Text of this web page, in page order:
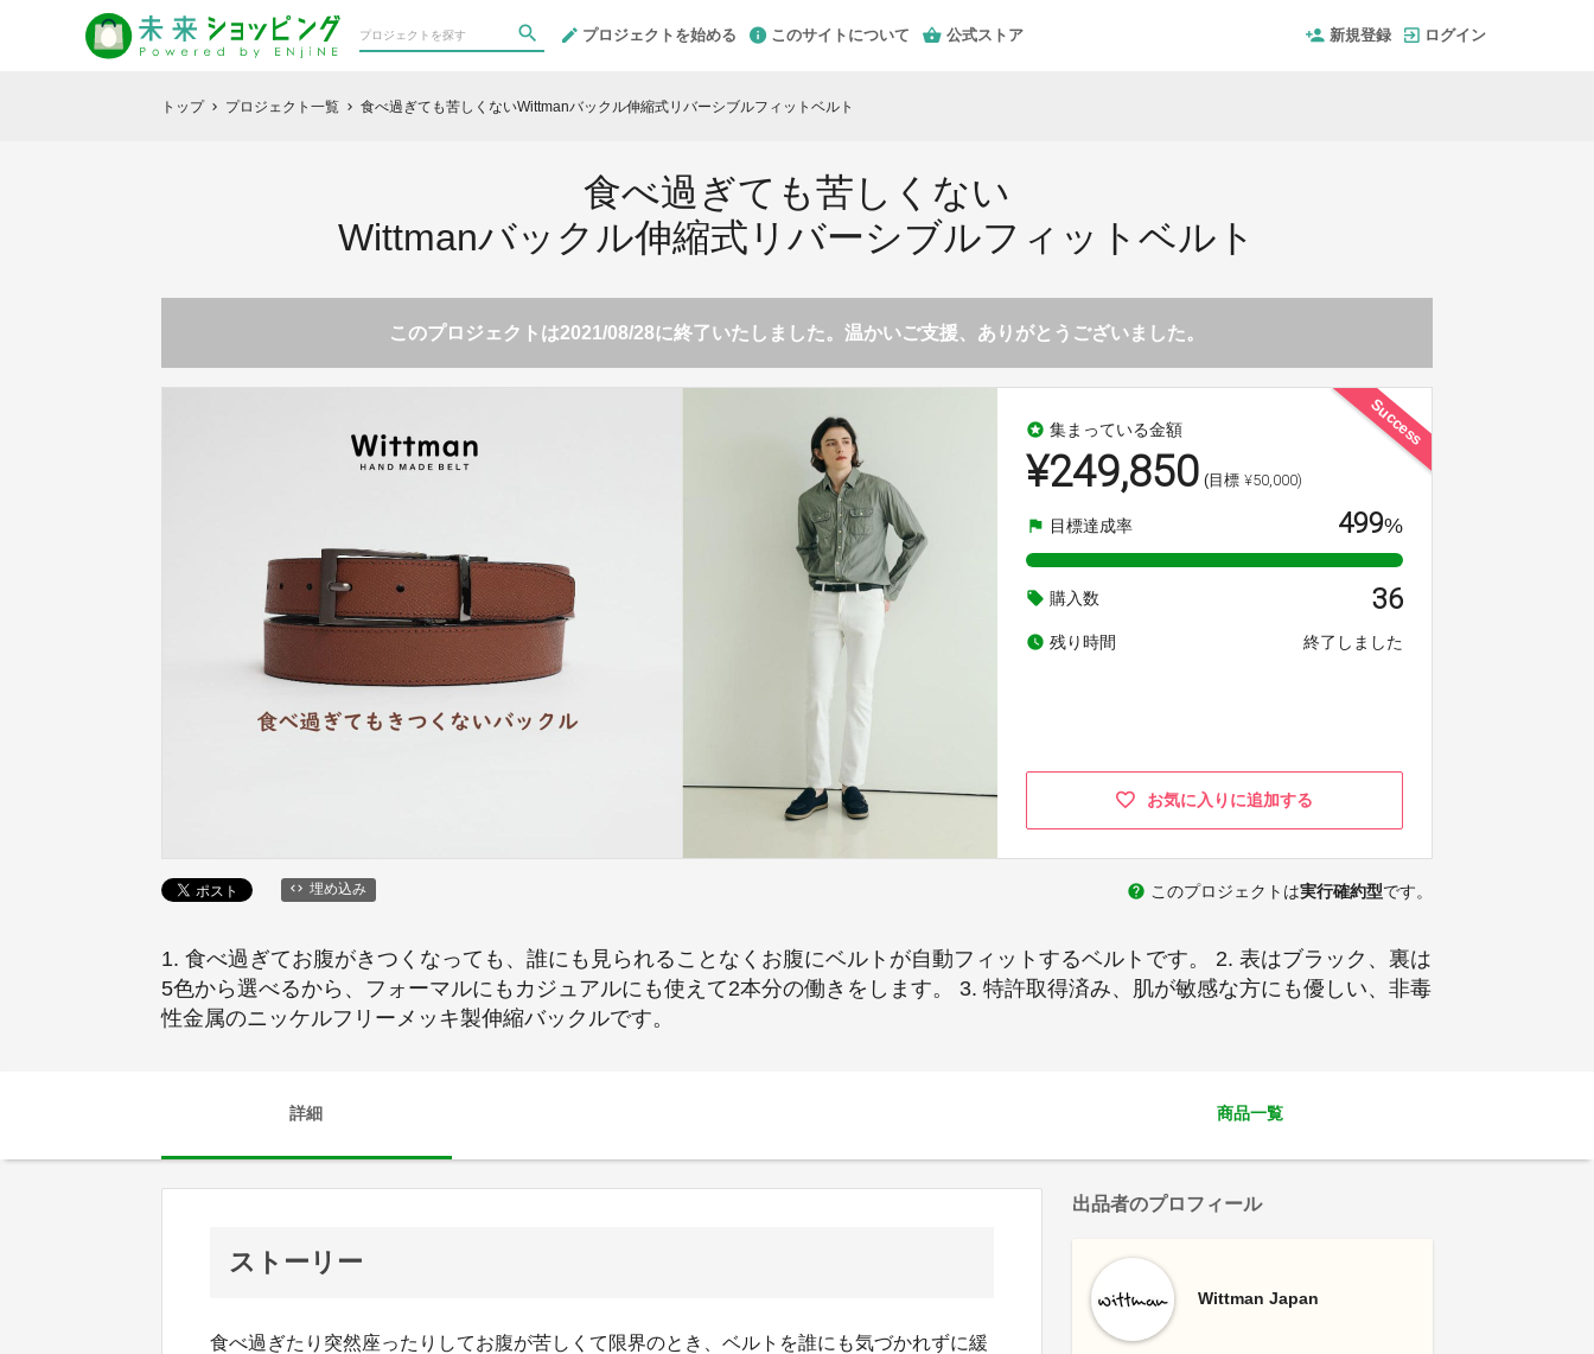
プロジェクトを始める このサイトについて 公式ストア 新規登録 ログイン
トップ chevron_right プロジェクト一覧 chevron_right 食べ過ぎても苦しくないWittmanバックル伸縮式リバーシブルフィットベルト
食べ過ぎても苦しくない
Wittmanバックル伸縮式リバーシブルフィットベルト
このプロジェクトは2021/08/28に終了いたしました。温かいご支援、ありがとうございました。
Success
stars 集まっている金額
¥249,850 (目標 ¥50,000)
flag 目標達成率 499%
local_offer 購入数 36
watch_later 残り時間 終了しました
お気に入りに追加する
埋め込み help このプロジェクトは実行確約型です。
1. 食べ過ぎてお腹がきつくなっても、誰にも見られることなくお腹にベルトが自動フィットするベルトです。 2. 表はブラック、裏は
5色から選べるから、フォーマルにもカジュアルにも使えて2本分の働きをします。 3. 特許取得済み、肌が敏感な方にも優しい、非毒
性金属のニッケルフリーメッキ製伸縮バックルです。
詳細 商品一覧
ストーリー
食べ過ぎたり突然座ったりしてお腹が苦しくて限界のとき、ベルトを誰にも気づかれずに緩
出品者のプロフィール
Wittman Japan